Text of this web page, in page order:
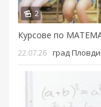
2
Курсове по
22.07.26 град